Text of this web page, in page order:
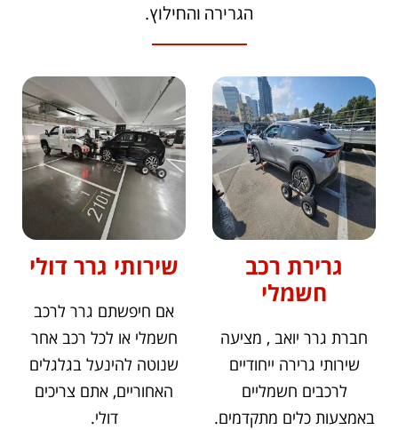
הגרירה והחילוץ.
גרירת רכב
חשמלי
חברת גרר יואב , מציעה
שירותי גרירה ייחודיים
לרכבים חשמליים
באמצעות כלים מתקדמים.
שירותי גרר דולי
אם חיפשתם גרר לרכב
חשמלי או לכל רכב אחר
שנוטה להינעל בגלגלים
האחוריים, אתם צריכים
דולי.